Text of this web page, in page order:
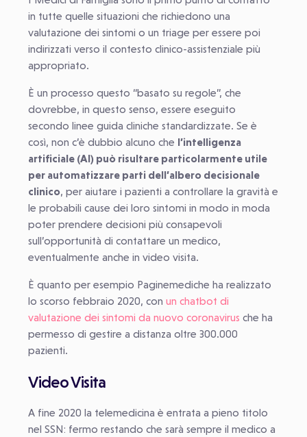
in tutte quelle situazioni che richiedono una
valutazione dei sintomi o un triage per essere poi
indirizzati verso il contesto clinico-assistenziale più
appropriato.
È un processo questo “basato su regole”, che
dovrebbe, in questo senso, essere eseguito
secondo linee guida cliniche standardizzate. Se è
così, non c’è dubbio alcuno che l’intelligenza
artificiale (AI) può risultare particolarmente utile
per automatizzare parti dell’albero decisionale
clinico, per aiutare i pazienti a controllare la gravità e
le probabili cause dei loro sintomi in modo in moda
poter prendere decisioni più consapevoli
sull’opportunità di contattare un medico,
eventualmente anche in video visita.
È quanto per esempio Paginemediche ha realizzato
lo scorso febbraio 2020, conun chatbot di
valutazione dei sintomi da nuovo coronavirus che ha
permesso di gestire a distanza oltre 300.000
pazienti.
Video Visita
A fine 2020 la telemedicina è entrata a pieno titolo
nel SSN: fermo restando che sarà sempre il medico a